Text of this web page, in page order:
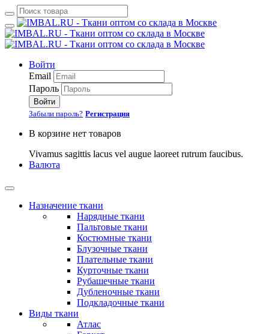
Войти
Email
Пароль
Войти
Забыли пароль? Регистрация
В корзине нет товаров
Vivamus sagittis lacus vel augue laoreet rutrum faucibus.
Валюта
Назначение ткани
Нарядные ткани
Пальтовые ткани
Костюмные ткани
Блузочные ткани
Плательные ткани
Курточные ткани
Рубашечные ткани
Дубленочные ткани
Подкладочные ткани
Виды ткани
Атлас